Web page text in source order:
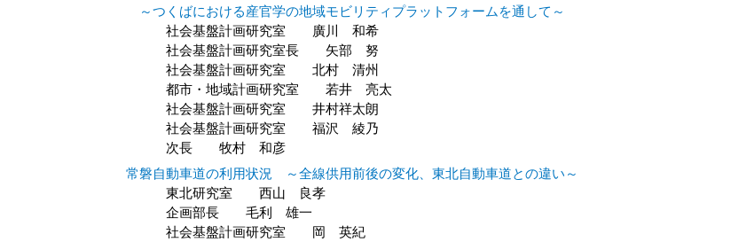
～つくばにおける産官学の地域モビリティプラットフォームを通して～
社会基盤計画研究室 廣川 和希
社会基盤計画研究室長 矢部 努
社会基盤計画研究室 北村 清州
都市・地域計画研究室 若井 亮太
社会基盤計画研究室 井村祥太朗
社会基盤計画研究室 福沢 綾乃
次長 牧村 和彦
常磐自動車道の利用状況 ～全線供用前後の変化、東北自動車道との違い～
東北研究室 西山 良孝
企画部長 毛利 雄一
社会基盤計画研究室 岡 英紀